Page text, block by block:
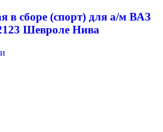
в сборе (спорт) для а/м ВАЗ
Шевроле Нива